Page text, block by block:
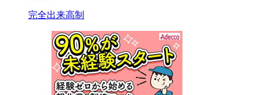
完全出来高制